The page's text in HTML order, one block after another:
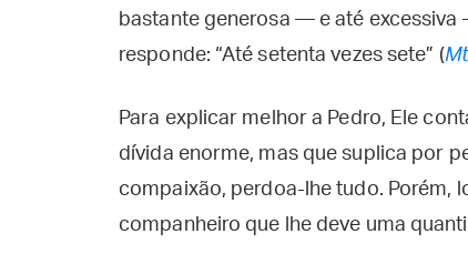
bastante generosa — e até
responde: “Até setenta vezes sete” (Mt
Para explicar melhor a Pedro, Ele
dívida enorme, mas que suplica por
compaixão, perdoa-lhe tudo. Porém,
companheiro que lhe deve uma